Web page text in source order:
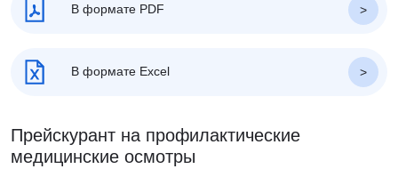
В формате PDF
В формате Excel
Прейскурант на профилактические
медицинские осмотры